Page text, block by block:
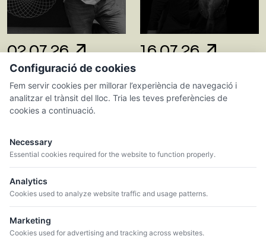
02.07.26
CAN BO VINS &
TAPES
Sabaté i Coca
16.07.26
Sabaté i Coca
Configuració de cookies
Fem servir cookies per millorar l’experiència de navegació i
analitzar el trànsit del lloc. Tria les teves preferències de
cookies a continuació.
Necessary
Essential cookies required for the website to function properly.
Analytics
Cookies used to analyze website traffic and usage patterns.
Marketing
Cookies used for advertising and tracking across websites.